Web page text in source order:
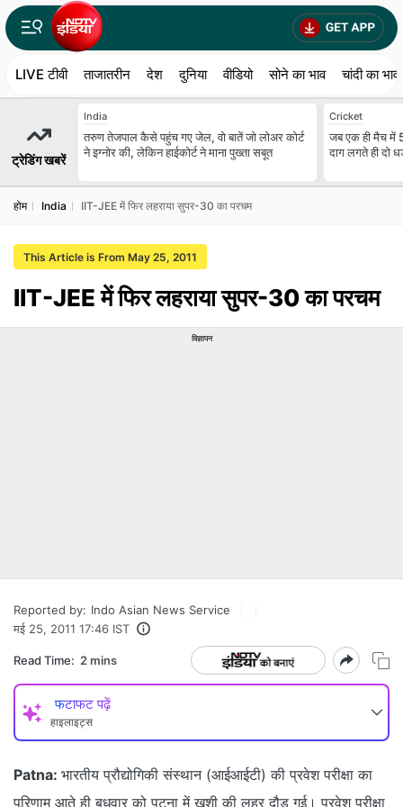
LIVE टीवी ताजातरीन देश दुनिया वीडियो सोने का भाव चांदी का भाव
ट्रेडिंग खबरें
India
तरुण तेजपाल कैसे पहुंच गए जेल, वो बातें जो लोअर कोर्ट
ने इग्नोर की, लेकिन हाईकोर्ट ने माना पुख्ता सबूत
Cricket
जब एक ही मैच में
दाग लगते ही दो
होम India IIT-JEE में फिर लहराया सुपर-30 का परचम
This Article is From May 25, 2011
IIT-JEE में फिर लहराया सुपर-30 का परचम
विज्ञापन
Reported by: Indo Asian News Service
मई 25, 2011 17:46 IST
Read Time: 2 mins
फटाफट पढ़ें
हाइलाइट्स
Patna: भारतीय प्रौद्योगिकी संस्थान (आईआईटी) की प्रवेश परीक्षा का
परिणाम आते ही बुधवार को पटना में खुशी की लहर दौड़ गई। प्रवेश परीक्षा